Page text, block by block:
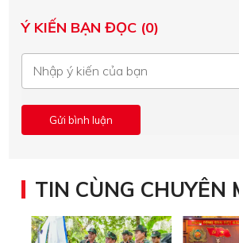
Ý KIẾN BẠN ĐỌC (0)
TIN CÙNG CHUYÊN